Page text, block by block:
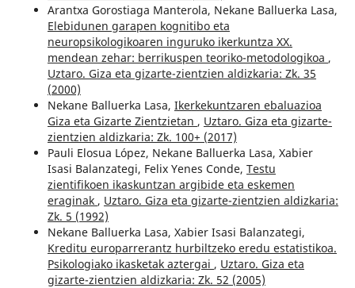
Arantxa Gorostiaga Manterola, Nekane Balluerka Lasa,
Elebidunen garapen kognitibo eta
neuropsikologikoaren inguruko ikerkuntza XX.
mendean zehar: berrikuspen teoriko-metodologikoa ,
Uztaro. Giza eta gizarte-zientzien aldizkaria: Zk. 35
(2000)
Nekane Balluerka Lasa, Ikerkekuntzaren ebaluazioa
Giza eta Gizarte Zientzietan , Uztaro. Giza eta gizarte-
zientzien aldizkaria: Zk. 100+ (2017)
Pauli Elosua López, Nekane Balluerka Lasa, Xabier
Isasi Balanzategi, Felix Yenes Conde, Testu
zientifikoen ikaskuntzan argibide eta eskemen
eraginak , Uztaro. Giza eta gizarte-zientzien aldizkaria:
Zk. 5 (1992)
Nekane Balluerka Lasa, Xabier Isasi Balanzategi,
Kreditu europarrerantz hurbiltzeko eredu estatistikoa.
Psikologiako ikasketak aztergai , Uztaro. Giza eta
gizarte-zientzien aldizkaria: Zk. 52 (2005)